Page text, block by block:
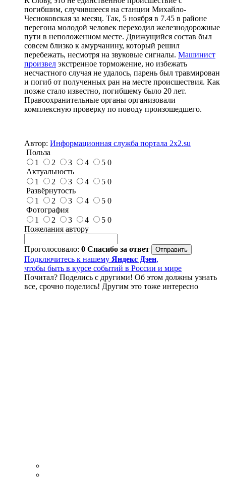
погибшим, случившееся на станции Михайло-
Чесноковская за месяц. Так, 5 ноября в 7.45 в районе
перегона молодой человек переходил железнодорожные
пути в неположенном месте. Движущийся состав был
совсем близко к амурчанину, который решил
перебежать, несмотря на звуковые сигналы. Машинист
произвел экстренное торможение, но избежать
несчастного случая не удалось, парень был травмирован
и погиб от полученных ран на месте происшествия. Как
позже стало известно, погибшему было 20 лет.
Правоохранительные органы организовали
комплексную проверку по поводу произошедшего.
Автор: Информационная служба портала 2x2.su
Польза
1
2 3 4 5 0
Актуальность
1
2 3 4 5 0
Развёрнутость
1
2 3 4 5 0
Фотография
1
2 3 4 5 0
Пожелания автору
Проголосовало: 0 Спасибо за ответ
Подключитесь к нашему Яндекс Дзен,
чтобы быть в курсе событий в России и мире
Почитал? Поделись с другими! Об этом должны узнать
все, срочно поделись! Другим это тоже интересно